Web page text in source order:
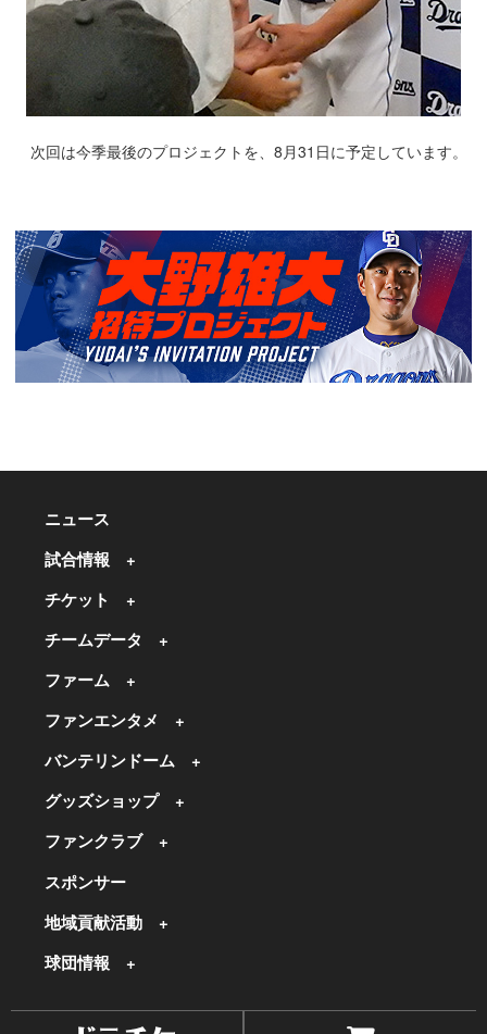
次回は今季最後のプロジェクトを、8月31日に予定しています。
ニュース
試合情報
チケット
チームデータ
ファーム
ファンエンタメ
バンテリンドーム
グッズショップ
ファンクラブ
スポンサー
地域貢献活動
球団情報